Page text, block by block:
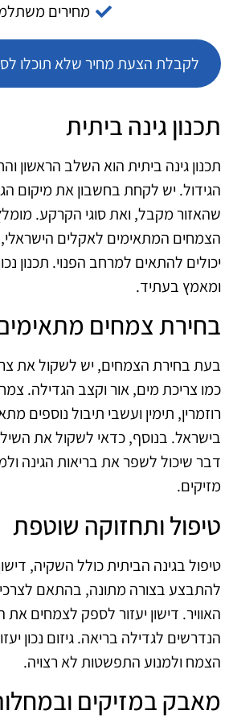
מחירים
לקבלת הצעת מחיר שלא תוכלו
תכנון גינה ביתית
תכנון גינה ביתית הוא השלב הראשון
הגידול. יש לקחת בחשבון את מיקום
שהאזור מקבל, ואת סוגי הקרקע.
הצמחים המתאימים לאקלים הישראלי,
יכולים להתאים למרחב הפנוי. תכנון
ומאמץ בעתיד.
בחירת צמחים
בעת בחירת הצמחים, יש לשקול את
כמו צריכת מים, אור וקצב הגדילה.
רוזמרין, תימין ועשבי תיבול נוספים
בישראל. בנוסף, כדאי לשקול את
דבר שיכול לשפר את בריאות הגינה
מזיקים.
טיפול ותחזוקה שוטפת
טיפול בגינה הביתית כולל השקיה,
להתבצע בצורה מתונה, בהתאם
האוויר. דישון יעזור לספק לצמחים את
הנדרשים לגדילה בריאה. גיזום נכון
הצמח ולמנוע התפשטות לא רצויה.
מאבק במזיקים